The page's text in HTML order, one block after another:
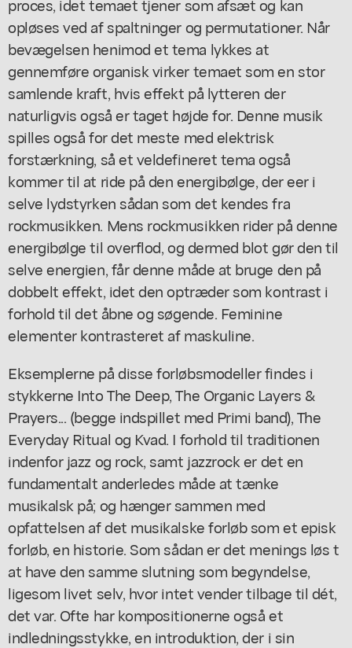
opløses ved af spaltninger og permutationer. Når
bevægelsen henimod et tema lykkes at
gennemføre organisk virker temaet som en stor
samlende kraft, hvis effekt på lytteren der
naturligvis også er taget højde for. Denne musik
spilles også for det meste med elektrisk
forstærkning, så et veldefineret tema også
kommer til at ride på den energibølge, der eer i
selve lydstyrken sådan som det kendes fra
rockmusikken. Mens rockmusikken rider på denne
energibølge til overflod, og dermed blot gør den til
selve energien, får denne måde at bruge den på
dobbelt effekt, idet den optræder som kontrast i
forhold til det åbne og søgende. Feminine
elementer kontrasteret af maskuline.
Eksemplerne på disse forløbsmodeller findes i
stykkerne Into The Deep, The Organic Layers &
Prayers... (begge indspillet med Primi band), The
Everyday Ritual og Kvad. I forhold til traditionen
indenfor jazz og rock, samt jazzrock er det en
fundamentalt anderledes måde at tænke
musikalsk på; og hænger sammen med
opfattelsen af det musikalske forløb som et episk
forløb, en historie. Som sådan er det menings løs t
at have den samme slutning som begyndelse,
ligesom livet selv, hvor intet vender tilbage til dét,
det var. Ofte har kompositionerne også et
indledningsstykke, en introduktion, der i sin